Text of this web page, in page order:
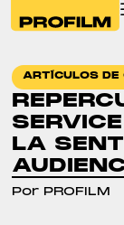
ARTÍCULOS DE
LA
Por PROFILM